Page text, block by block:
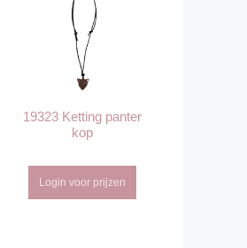
19323 Ketting panter
kop
Login voor prijzen